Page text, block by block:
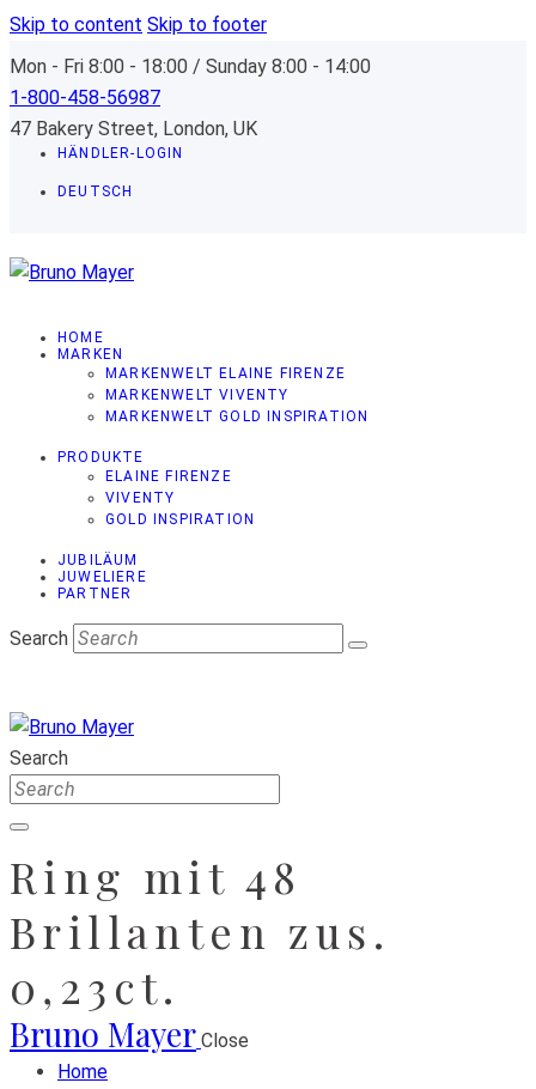
Skip to content Skip to footer
Mon - Fri 8:00 - 18:00 / Sunday 8:00 - 14:00
1-800-458-56987
47 Bakery Street, London, UK
HÄNDLER-LOGIN
DEUTSCH
HOME
MARKEN
MARKENWELT ELAINE FIRENZE
MARKENWELT VIVENTY
MARKENWELT GOLD INSPIRATION
PRODUKTE
ELAINE FIRENZE
VIVENTY
GOLD INSPIRATION
JUBILÄUM
JUWELIERE
PARTNER
Search
Search
Ring mit 48
Brillanten zus.
0,23ct.
Bruno Mayer Close
Home